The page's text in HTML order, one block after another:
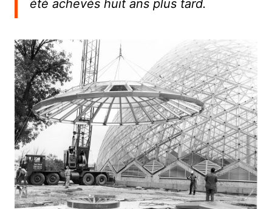
été achevés huit ans plus tard.